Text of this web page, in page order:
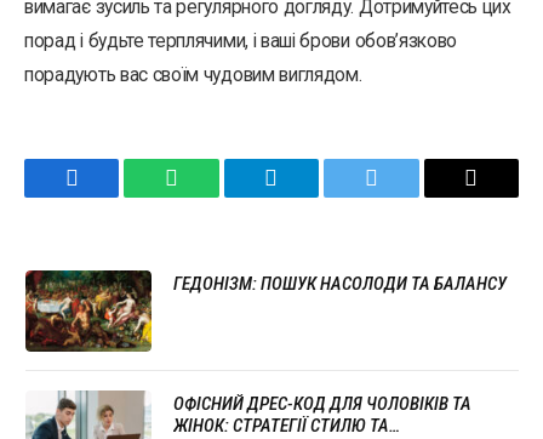
вимагає зусиль та регулярного догляду. Дотримуйтесь цих
порад і будьте терплячими, і ваші брови обов’язково
порадують вас своїм чудовим виглядом.
Facebook WhatsApp Telegram Twitter Email
ГЕДОНІЗМ: ПОШУК НАСОЛОДИ ТА БАЛАНСУ
ОФІСНИЙ ДРЕС-КОД ДЛЯ ЧОЛОВІКІВ ТА
ЖІНОК: СТРАТЕГІЇ СТИЛЮ ТА